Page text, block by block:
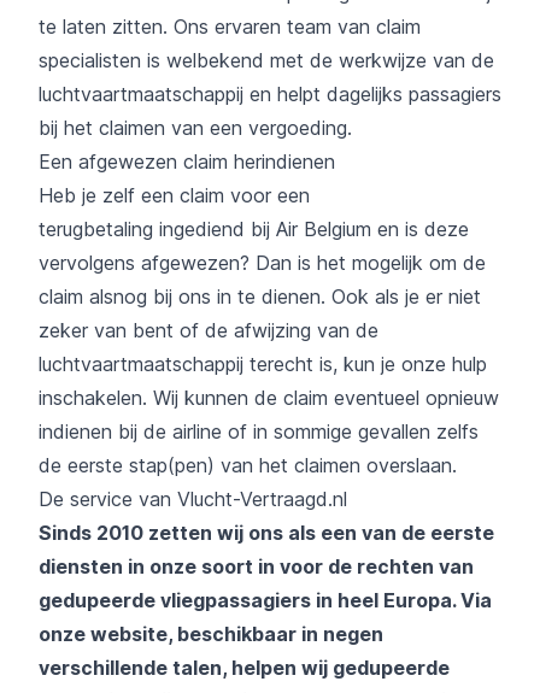
te laten zitten. Ons ervaren team van claim
specialisten is welbekend met de werkwijze van de
luchtvaartmaatschappij en helpt dagelijks passagiers
bij het claimen van een vergoeding.
Een afgewezen claim herindienen
Heb je zelf een claim voor een
terugbetaling ingediend bij Air Belgium en is deze
vervolgens afgewezen? Dan is het mogelijk om de
claim alsnog bij ons in te dienen. Ook als je er niet
zeker van bent of de afwijzing van de
luchtvaartmaatschappij terecht is, kun je onze hulp
inschakelen. Wij kunnen de claim eventueel opnieuw
indienen bij de airline of in sommige gevallen zelfs
de eerste stap(pen) van het claimen overslaan.
De service van Vlucht-Vertraagd.nl
Sinds 2010 zetten wij ons als een van de eerste
diensten in onze soort in voor de rechten van
gedupeerde vliegpassagiers in heel Europa. Via
onze website, beschikbaar in negen
verschillende talen, helpen wij gedupeerde